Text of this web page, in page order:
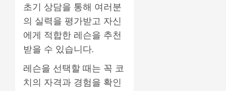
초기 상담을 통해 여러분
의 실력을 평가받고 자신
에게 적합한 레슨을 추천
받을 수 있습니다.
레슨을 선택할 때는 꼭 코
치의 자격과 경험을 확인